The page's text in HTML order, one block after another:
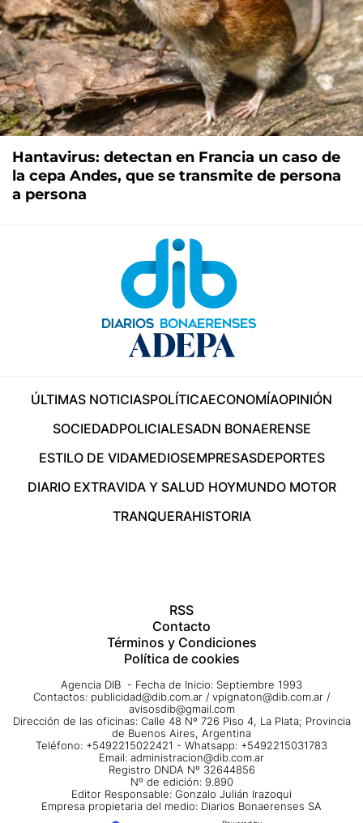
Hantavirus: detectan en Francia un caso de
la cepa Andes, que se transmite de persona
a persona
ÚLTIMAS NOTICIASPOLÍTICAECONOMÍAOPINIÓN
SOCIEDADPOLICIALESADN BONAERENSE
ESTILO DE VIDAMEDIOSEMPRESASDEPORTES
DIARIO EXTRAVIDA Y SALUD HOYMUNDO MOTOR
TRANQUERAHISTORIA
RSS
Contacto
Términos y Condiciones
Política de cookies
Agencia DIB - Fecha de Inicio: Septiembre 1993
Contactos: publicidad@dib.com.ar / vpignaton@dib.com.ar /
avisosdib@gmail.com
Dirección de las oficinas: Calle 48 Nº 726 Piso 4, La Plata; Provincia
de Buenos Aires, Argentina
Teléfono: +5492215022421 - Whatsapp: +5492215031783
Email: administracion@dib.com.ar
Registro DNDA Nº 32644856
Nº de edición: 9.890
Editor Responsable: Gonzalo Julián Irazoqui
Empresa propietaria del medio: Diarios Bonaerenses SA